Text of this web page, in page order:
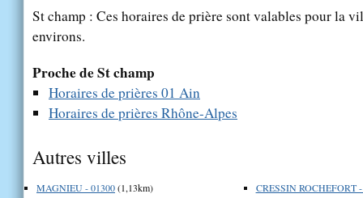
St champ : Ces horaires de prière sont valables pour la
environs.
Proche de St champ
Horaires de prières 01 Ain
Horaires de prières Rhône-Alpes
Autres villes
MAGNIEU - 01300(1,13km)
CRESSIN ROCHEFORT